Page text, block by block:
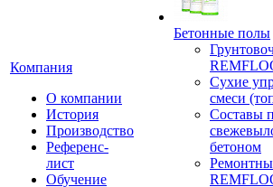
Компания
О компании
История
Производство
Референс-
лист
Обучение
Бетонные полы
Сухие
смеси
Составы
бетоном